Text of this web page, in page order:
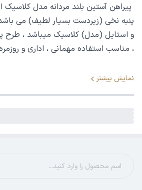
پیراهن آستین بلند مردانه مدل
پنبه نخی (زیردست بسیار لطیف) می باشد
و استایل (مدل) کلاسیک میباشد ، طرح
، مناسب استفاده مهمانی ، اداری و
نمایش بیشتر